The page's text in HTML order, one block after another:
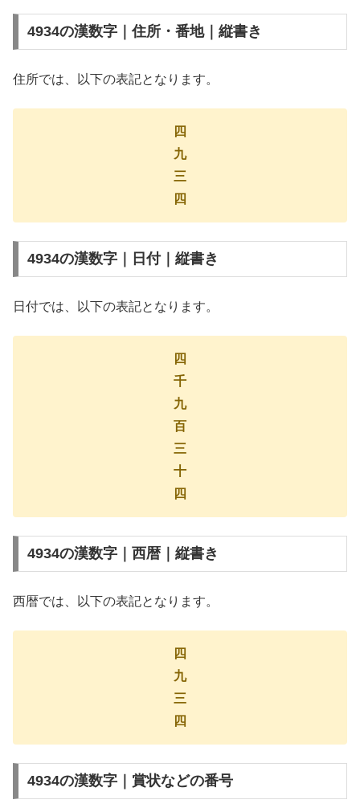
4934の漢数字｜住所・番地｜縦書き
住所では、以下の表記となります。
四
九
三
四
4934の漢数字｜日付｜縦書き
日付では、以下の表記となります。
四
千
九
百
三
十
四
4934の漢数字｜西暦｜縦書き
西暦では、以下の表記となります。
四
九
三
四
4934の漢数字｜賞状などの番号